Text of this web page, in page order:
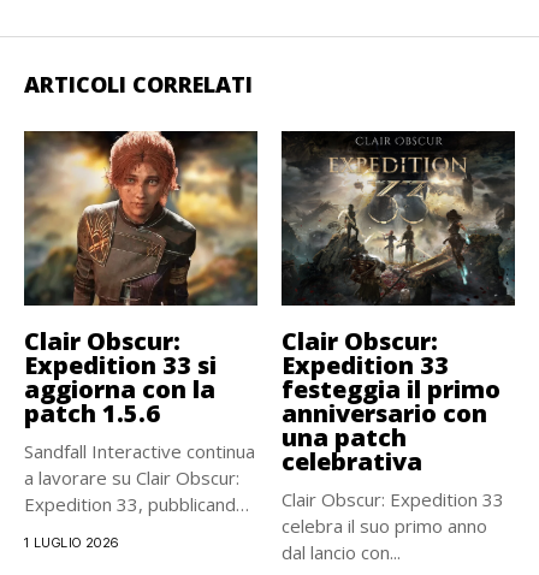
ARTICOLI CORRELATI
Clair Obscur:
Expedition 33 si
aggiorna con la
patch 1.5.6
Sandfall Interactive continua
a lavorare su Clair Obscur:
Expedition 33, pubblicando
1 LUGLIO 2026
Clair Obscur:
Expedition 33
festeggia il primo
anniversario con
una patch
celebrativa
Clair Obscur: Expedition 33
celebra il suo primo anno
dal lancio con...